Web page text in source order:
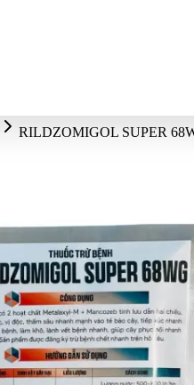
RILDZOMIGOL SUPER